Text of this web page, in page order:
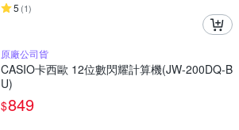
5 (1)
原廠公司貨
CASIO卡西歐 12位數閃耀計算機(JW-200DQ-B
U)
$849